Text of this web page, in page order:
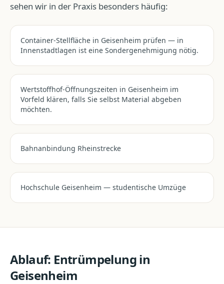
sehen wir in der Praxis besonders häufig:
Container-Stellfläche in Geisenheim prüfen — in
Innenstadtlagen ist eine Sondergenehmigung nötig.
Wertstoffhof-Öffnungszeiten in Geisenheim im
Vorfeld klären, falls Sie selbst Material abgeben
möchten.
Bahnanbindung Rheinstrecke
Hochschule Geisenheim — studentische Umzüge
Ablauf: Entrümpelungin
Geisenheim